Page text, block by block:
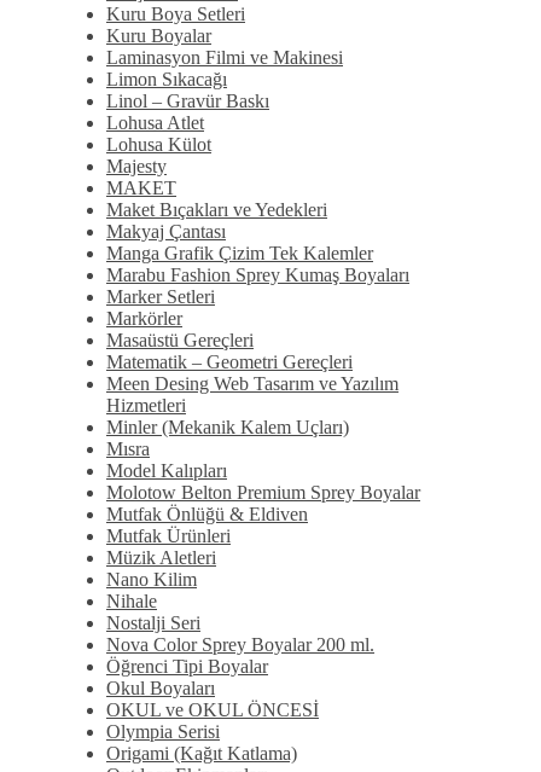
Kuru Boya Setleri
Kuru Boyalar
Laminasyon Filmi ve Makinesi
Limon Sıkacağı
Linol – Gravür Baskı
Lohusa Atlet
Lohusa Külot
Majesty
MAKET
Maket Bıçakları ve Yedekleri
Makyaj Çantası
Manga Grafik Çizim Tek Kalemler
Marabu Fashion Sprey Kumaş Boyaları
Marker Setleri
Markörler
Masaüstü Gereçleri
Matematik – Geometri Gereçleri
Meen Desing Web Tasarım ve Yazılım
Hizmetleri
Minler (Mekanik Kalem Uçları)
Mısra
Model Kalıpları
Molotow Belton Premium Sprey Boyalar
Mutfak Önlüğü & Eldiven
Mutfak Ürünleri
Müzik Aletleri
Nano Kilim
Nihale
Nostalji Seri
Nova Color Sprey Boyalar 200 ml.
Öğrenci Tipi Boyalar
Okul Boyaları
OKUL ve OKUL ÖNCESİ
Olympia Serisi
Origami (Kağıt Katlama)